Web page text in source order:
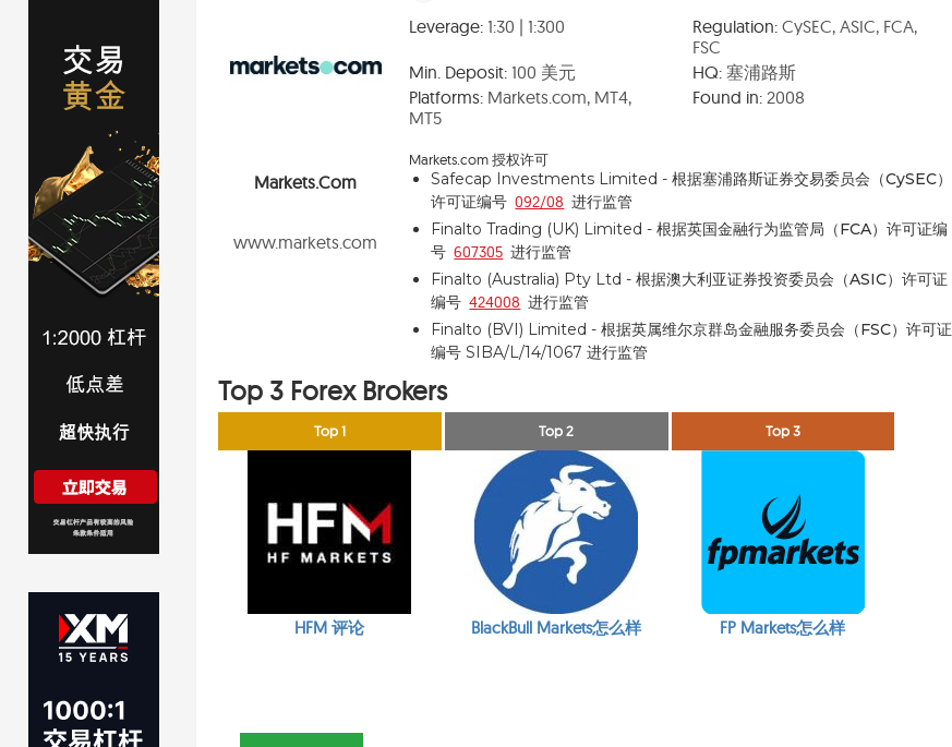
Markets.com
www.markets.com
Leverage: 1:30 | 1:300 Regulation:CySEC, ASIC, FCA,
FSC
Min. Deposit: 100 美元 HQ:塞浦路斯
Platforms: Markets.com, MT4,
MT5
Found in:2008
Markets.com 授权许可
Safecap Investments Limited - 根据塞浦路斯证券交易委员会（CySEC）
许可证编号 092/08 进行监管
Finalto Trading (UK) Limited -根据英国金融行为监管局（FCA）许可证编
号 607305 进行监管
Finalto (Australia) Pty Ltd -根据澳大利亚证券投资委员会（ASIC）许可证
编号 424008 进行监管
Finalto (BVI) Limited -根据英属维尔京群岛金融服务委员会（FSC）许可证
编号 SIBA/L/14/1067 进行监管
Top 3 Forex Brokers
Top 1
HFM 评论
Top 2
BlackBull Markets怎么样
Top 3
FP Markets怎么样